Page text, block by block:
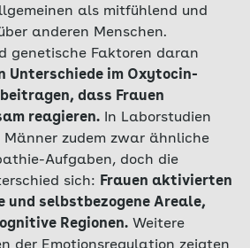
als mitfühlend und
anderen Menschen.
genetische Faktoren daran
Unterschiede im Oxytocin-
dass Frauen
reagieren. In Laborstudien
Männer zudem zwar ähnliche
Aufgaben, doch die
sich: Frauen aktivierten
selbstbezogene Areale,
Regionen. Weitere